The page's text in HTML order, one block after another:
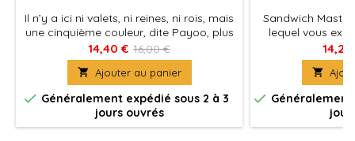
Il n’y a ici ni valets, ni reines, ni rois, mais
une cinquième couleur, dite Payoo, plus
un drôle de dé. Comment marquer… le
moins de points possible ? En évitant de
récolter ces fichus Payoos et surtout le
Papayoo, ce satané 7 dont la couleur
change (maudit dé !) à chaque manche
14,40 € 16,00 €
 Ajouter au panier
 Généralement expédié sous 2 à 3
jours ouvrés
Sandwich
lequel vous
culinaire et
plus
que
14,25

 Généralement